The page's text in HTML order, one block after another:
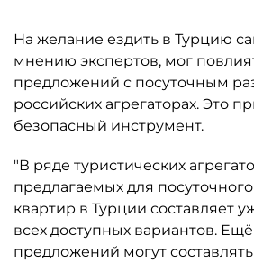
На желание ездить в Турцию
мнению экспертов, мог
предложений с посуточным
российских агрегаторах. Это
безопасный инструмент.
"В ряде туристических
предлагаемых для
квартир в Турции составляет
всех доступных вариантов. Ещё
предложений могут